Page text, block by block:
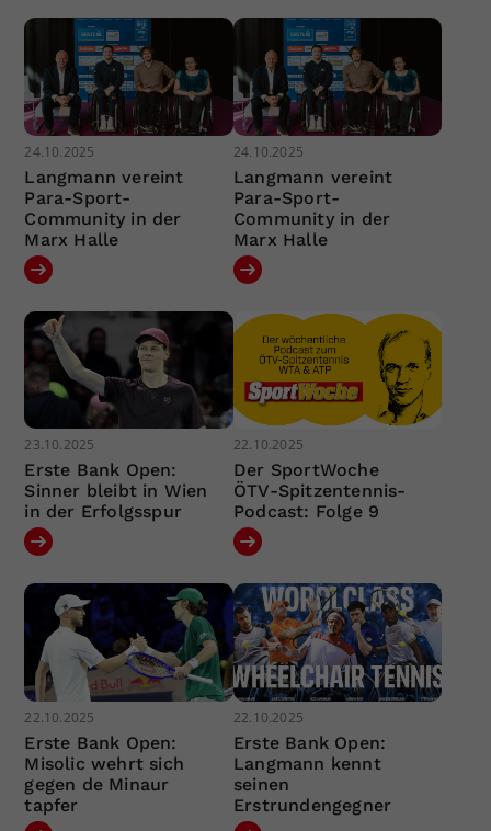
24.10.2025
Langmann vereint
Para-Sport-
Community in der
Marx Halle
24.10.2025
Langmann vereint
Para-Sport-
Community in der
Marx Halle
23.10.2025
Erste Bank Open:
Sinner bleibt in Wien
in der Erfolgsspur
22.10.2025
Der SportWoche
ÖTV-Spitzentennis-
Podcast: Folge 9
22.10.2025
Erste Bank Open:
Misolic wehrt sich
gegen de Minaur
tapfer
22.10.2025
Erste Bank Open:
Langmann kennt
seinen
Erstrundengegner